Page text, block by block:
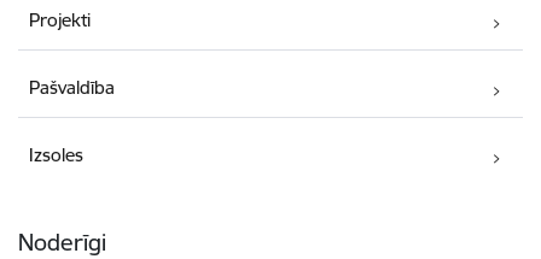
Projekti
Pašvaldība
Izsoles
Noderīgi